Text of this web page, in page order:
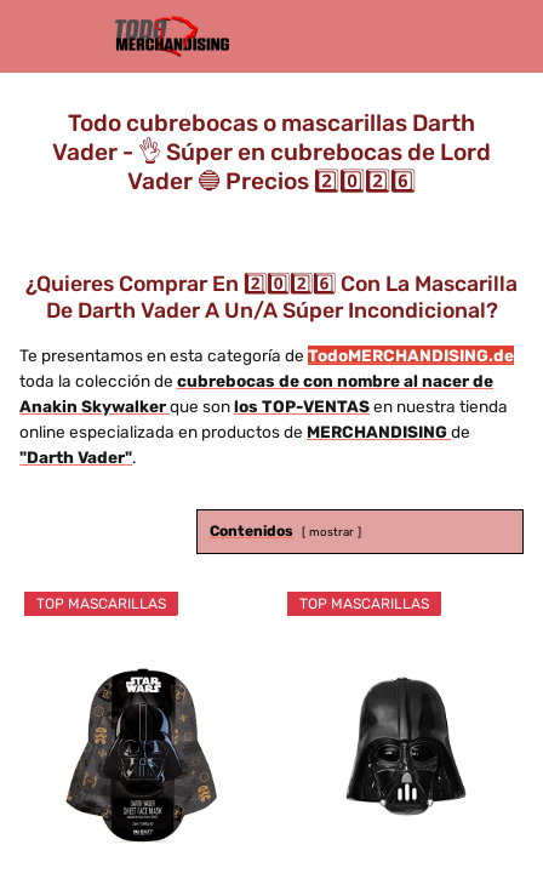
Todo cubrebocas o mascarillas Darth
Vader - 👌 Súper en cubrebocas de Lord
Vader 🔵 Precios 2️⃣0️⃣2️⃣6️⃣
¿Quieres Comprar En 2️⃣0️⃣2️⃣6️⃣ Con La Mascarilla
De Darth Vader A Un/a Súper Incondicional?
Te presentamos en esta categoría de TodoMERCHANDISING.de
toda la colección de cubrebocas de con nombre al nacer de
Anakin Skywalkerque sonlos TOP-VENTASen nuestra tienda
online especializada en productos de MERCHANDISINGde
"Darth Vader".
Contenidos mostrar
TOP MASCARILLAS TOP MASCARILLAS